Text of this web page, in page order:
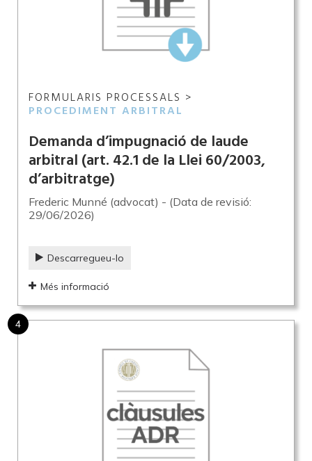
FORMULARIS PROCESSALS >
PROCEDIMENT ARBITRAL
Demanda d’impugnació de laude
arbitral (art. 42.1 de la Llei 60/2003,
d’arbitratge)
Frederic Munné (advocat) - (Data de revisió:
29/06/2026)
Descarregueu-lo
Més informació
4